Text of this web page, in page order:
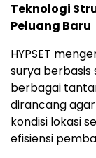
Teknologi
Peluang Baru
HYPSET
surya
berbagai
dirancang
kondisi lokasi
efisiensi